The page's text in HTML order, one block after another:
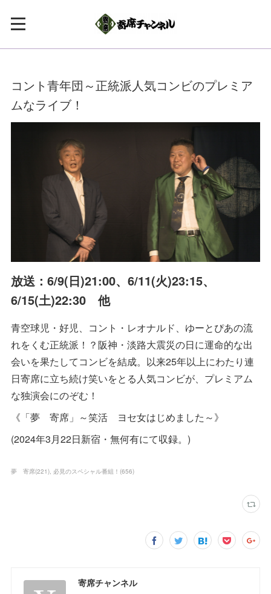
コント青年団～正統派人気コンビのプレミア
ムなライブ！
放送：6/9(日)21:00、6/11(火)23:15、
6/15(土)22:30 他
青空球児・好児、コント・レオナルド、ゆーとぴあの流
れをくむ正統派！？阪神・淡路大震災の日に運命的な出
会いを果たしてコンビを結成。以来25年以上にわたり連
日寄席に立ち続け笑いをとる人気コンビが、プレミアム
な独演会にのぞむ！
《「夢 寄席」～笑活 ヨセ女はじめました～》
(2024年3月22日新宿・無何有にて収録。)
夢 寄席(221) 必見のスペシャル番組！ (656)
寄席チャンネル